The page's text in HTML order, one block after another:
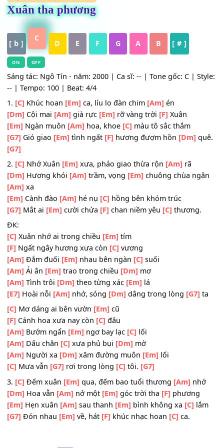
HỢP ÂM,Nhạc Trữ Tình
Xuân tha phương
[ b ]
C
D E F G A B [ # ]
ON OFF
Sáng tác: Ngô Tín - năm: 2000 | Ca sĩ: -- | Tone gốc: C |
-- | Tempo: 100 | Beat: 4/4
1.[C]Khúc hoan[Em]ca, líu lo đàn chim [Am]én
[Dm]
[Em] Ngàn muôn[Am]hoa, khoe[C]màu tô sắc thắm
[G7]Gió giao[Em]tình ngất[F] hương đượm hồn[Dm]
[G7]
2.[C]Nhớ Xuân[Em]xưa, pháo giao thừa rộn[Am]
[Am]xa
[Em]Cành đào[Am]hé nụ[C]hồng bên khóm trúc
[G7]Mắt ai[Em]cười chứa[F]chan niềm yêu
ĐK:
[C]Xuân nhớ ai trong chiều[Em]tím
[F]Ngất ngây hương xưa còn [C]
vương
[Am]Đắm đuối[Em]nhau bên ngàn
[Am]Ái ân[Em] trao trong chiều [Dm]
[Am] Tình trôi[Dm]theo từng xác [Em]
[E7]Hoài nỗi [Am] nhớ, sóng [Dm]dâng trong lòng
[C] Mơ dáng ai bên vườn[Em]cũ
[F]Cánh hoa xưa nay còn[C]đâu
[Am] Bướm ngẩn [Em]ngơ bay lạc[C]lối
[Am]Dấu chân[C] xưa phủ bụi[Dm]mờ
[Am]Người xa[Dm]xăm đường muôn[Em]lối